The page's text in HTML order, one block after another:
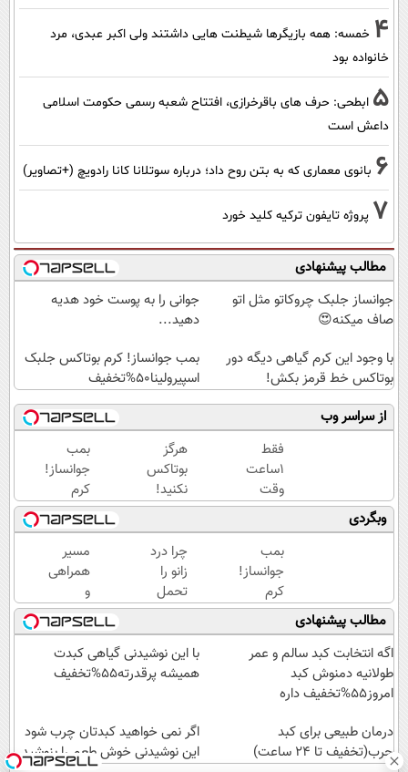
4 خمسه: همه بازیگرها شیطنت هایی داشتند ولی اکبر عبدی، مرد
خانواده بود
5 ابطحی: حرف های باقرخرازی، افتتاح شعبه رسمی حکومت اسلامی
داعش است
6 بانوی معماری که به بتن روح داد؛ درباره سوتلانا کانا رادویچ (+تصاویر)
7 پروژه تایفون ترکیه کلید خورد
مطالب پیشنهادی
جوانساز جلبک چروکاتو مثل اتو
صاف میکنه😍
جوانی را به پوست خود هدیه
دهید...
با وجود این کرم گیاهی دیگه دور
بوتاکس خط قرمز بکش!
بمب جوانساز! کرم بوتاکس جلبک
اسپیرولینا50%تخفیف
از سراسر وب
فقط
1ساعت
وقت
داری
کرم
جوانساز
جلبک
رو
با40%تخفیف
بخری!
هرگز
بوتاکس
نکنید!
جوانساز
جلبک
پوست
شمارا
۱۰ سال
جوان
می کند
بمب
جوانساز!
کرم
بوتاکس
جلبک
اسپیرولینا50%تخفیف
وبگردی
بمب
جوانساز!
کرم
بوتاکس
جلبک
اسپیرولینا50%تخفیف
چرا درد
زانو را
تحمل
می‌کنی؟
خیلی
ساده
درمنزل
مسیر
همراهی
و
گزارش
عملکرد
گروه
اسنپ
مطالب پیشنهادی
اگه انتخابت کبد سالم و عمر
طولانیه دمنوش کبد
امروز55%تخفیف داره
با این نوشیدنی گیاهی کبدت
همیشه پرقدرته55%تخفیف
درمان طبیعی برای کبد
چرب(تخفیف تا 24 ساعت)
اگر نمی خواهید کبدتان چرب شود
این نوشیدنی خوش طعم را بنوشید